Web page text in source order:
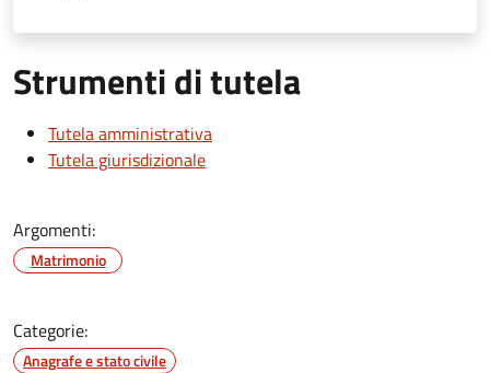
Strumenti di tutela
Tutela amministrativa
Tutela giurisdizionale
Argomenti:
Matrimonio
Categorie:
Anagrafe e stato civile